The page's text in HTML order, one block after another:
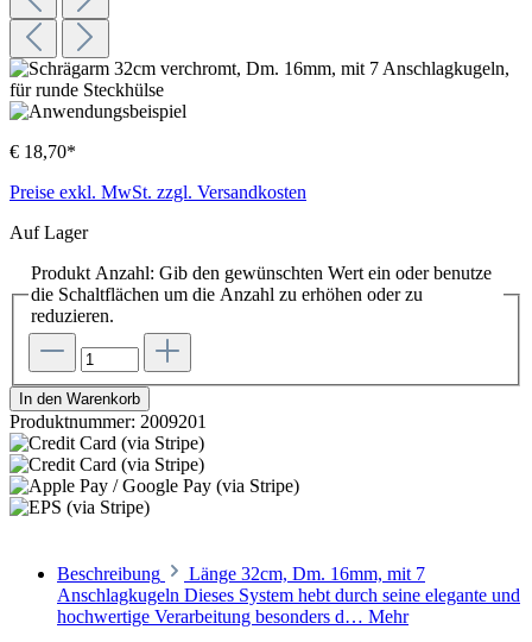
€ 18,70*
Preise exkl. MwSt. zzgl. Versandkosten
Auf Lager
Produkt Anzahl: Gib den gewünschten Wert ein oder benutze
die Schaltflächen um die Anzahl zu erhöhen oder zu
reduzieren.
In den Warenkorb
Produktnummer: 2009201
Beschreibung
Länge 32cm, Dm. 16mm, mit 7
Anschlagkugeln Dieses System hebt durch seine elegante und
hochwertige Verarbeitung besonders d… Mehr